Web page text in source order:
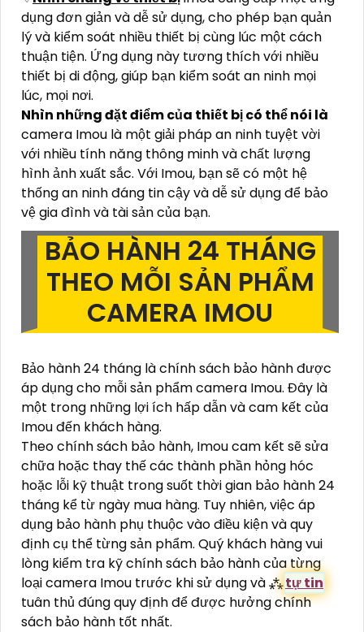
dụng đơn giản và dễ sử dụng, cho phép bạn quản
lý và kiểm soát nhiều thiết bị cùng lúc một cách
thuận tiện. Ứng dụng này tương thích với nhiều
thiết bị di động, giúp bạn kiểm soát an ninh mọi
lúc, mọi nơi.
Nhìn những đặt điểm của thiết bị có thể nói là
camera Imou là một giải pháp an ninh tuyệt vời
với nhiều tính năng thông minh và chất lượng
hình ảnh xuất sắc. Với Imou, bạn sẽ có một hệ
thống an ninh đáng tin cậy và dễ sử dụng để bảo
vệ gia đình và tài sản của bạn.
BẢO HÀNH 24 THÁNG
THEO MỖI SẢN PHẨM
CAMERA IMOU
Bảo hành 24 tháng là chính sách bảo hành được
áp dụng cho mỗi sản phẩm camera Imou. Đây là
một trong những lợi ích hấp dẫn và cam kết của
Imou đến khách hàng.
Theo chính sách bảo hành, Imou cam kết sẽ sửa
chữa hoặc thay thế các thành phần hỏng hóc
hoặc lỗi kỹ thuật trong suốt thời gian bảo hành 24
tháng kể từ ngày mua hàng. Tuy nhiên, việc áp
dụng bảo hành phụ thuộc vào điều kiện và quy
định cụ thể từng sản phẩm. Quý khách hàng vui
lòng kiểm tra kỹ chính sách bảo hành của từng
loại camera Imou trước khi sử dụng và ⁂tự tin
tuân thủ đúng quy định để được hưởng chính
sách bảo hành tốt nhất.